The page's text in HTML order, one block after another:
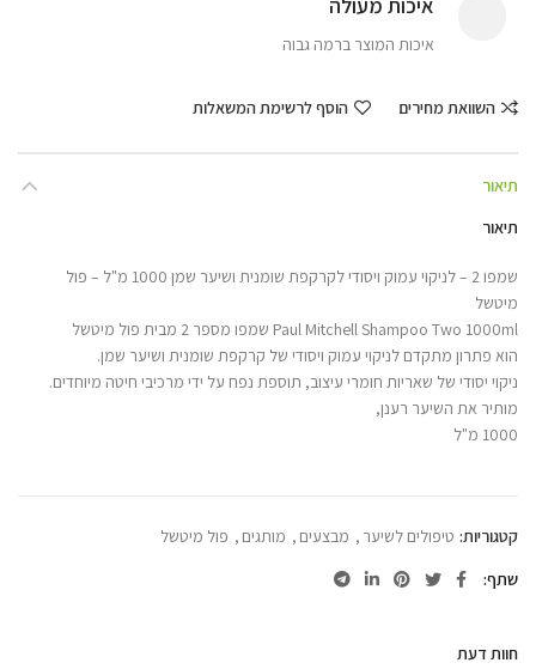
איכות המוצר ברמה גבוה
השוואת מחירים הוסף לרשימת המשאלות
תיאור
תיאור
שמפו 2 – לניקוי עמוק ויסודי לקרקפת שומנית ושיער שמן 1000 מ"ל – פול
מיטשל
Paul Mitchell Shampoo Two 1000ml שמפו מספר 2 מבית פול מיטשל
הוא פתרון מתקדם לניקוי עמוק ויסודי של קרקפת שומנית ושיער שמן.
ניקוי יסודי של שאריות חומרי עיצוב, תוספת נפח על ידי מרכיבי חיטה מיוחדים.
מותיר את השיער רענן,
1000 מ"ל
קטגוריות: טיפולים לשיער , מבצעים , מותגים , פול מיטשל
שתף
חוות דעת